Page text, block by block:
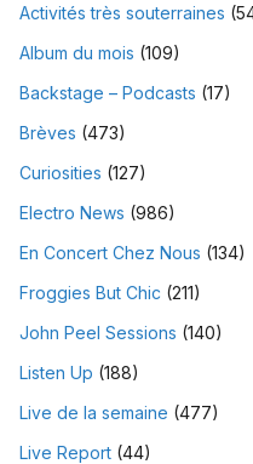
Activités très souterraines
Album du mois (109)
Backstage – Podcasts (17)
Brèves (473)
Curiosities (127)
Electro News (986)
En Concert Chez Nous (134)
Froggies But Chic (211)
John Peel Sessions (140)
Listen Up (188)
Live de la semaine (477)
Live Report (44)